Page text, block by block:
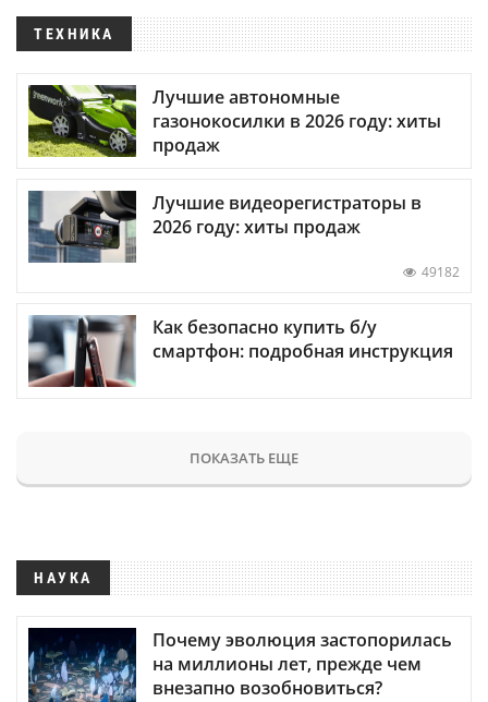
ТЕХНИКА
Лучшие автономные
газонокосилки в 2026 году: хиты
продаж
Лучшие видеорегистраторы в
2026 году: хиты продаж
49182
Как безопасно купить б/у
смартфон: подробная инструкция
ПОКАЗАТЬ ЕЩЕ
НАУКА
Почему эволюция застопорилась
на миллионы лет, прежде чем
внезапно возобновиться?